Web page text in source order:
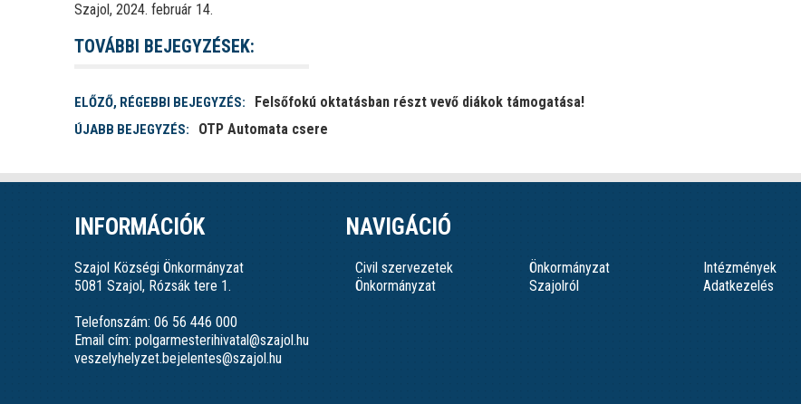
Szajol, 2024. február 14.
TOVÁBBI BEJEGYZÉSEK:
ELŐZŐ, RÉGEBBI BEJEGYZÉS: Felsőfokú oktatásban részt vevő diákok támogatása!
ÚJABB BEJEGYZÉS: OTP Automata csere
INFORMÁCIÓK
Szajol Községi Önkormányzat
5081 Szajol, Rózsák tere 1.
Telefonszám: 06 56 446 000
Email cím: polgarmesterihivatal@szajol.hu
veszelyhelyzet.bejelentes@szajol.hu
NAVIGÁCIÓ
Civil szervezetek
Önkormányzat
Önkormányzat
Szajolról
Intézmények
Adatkezelés